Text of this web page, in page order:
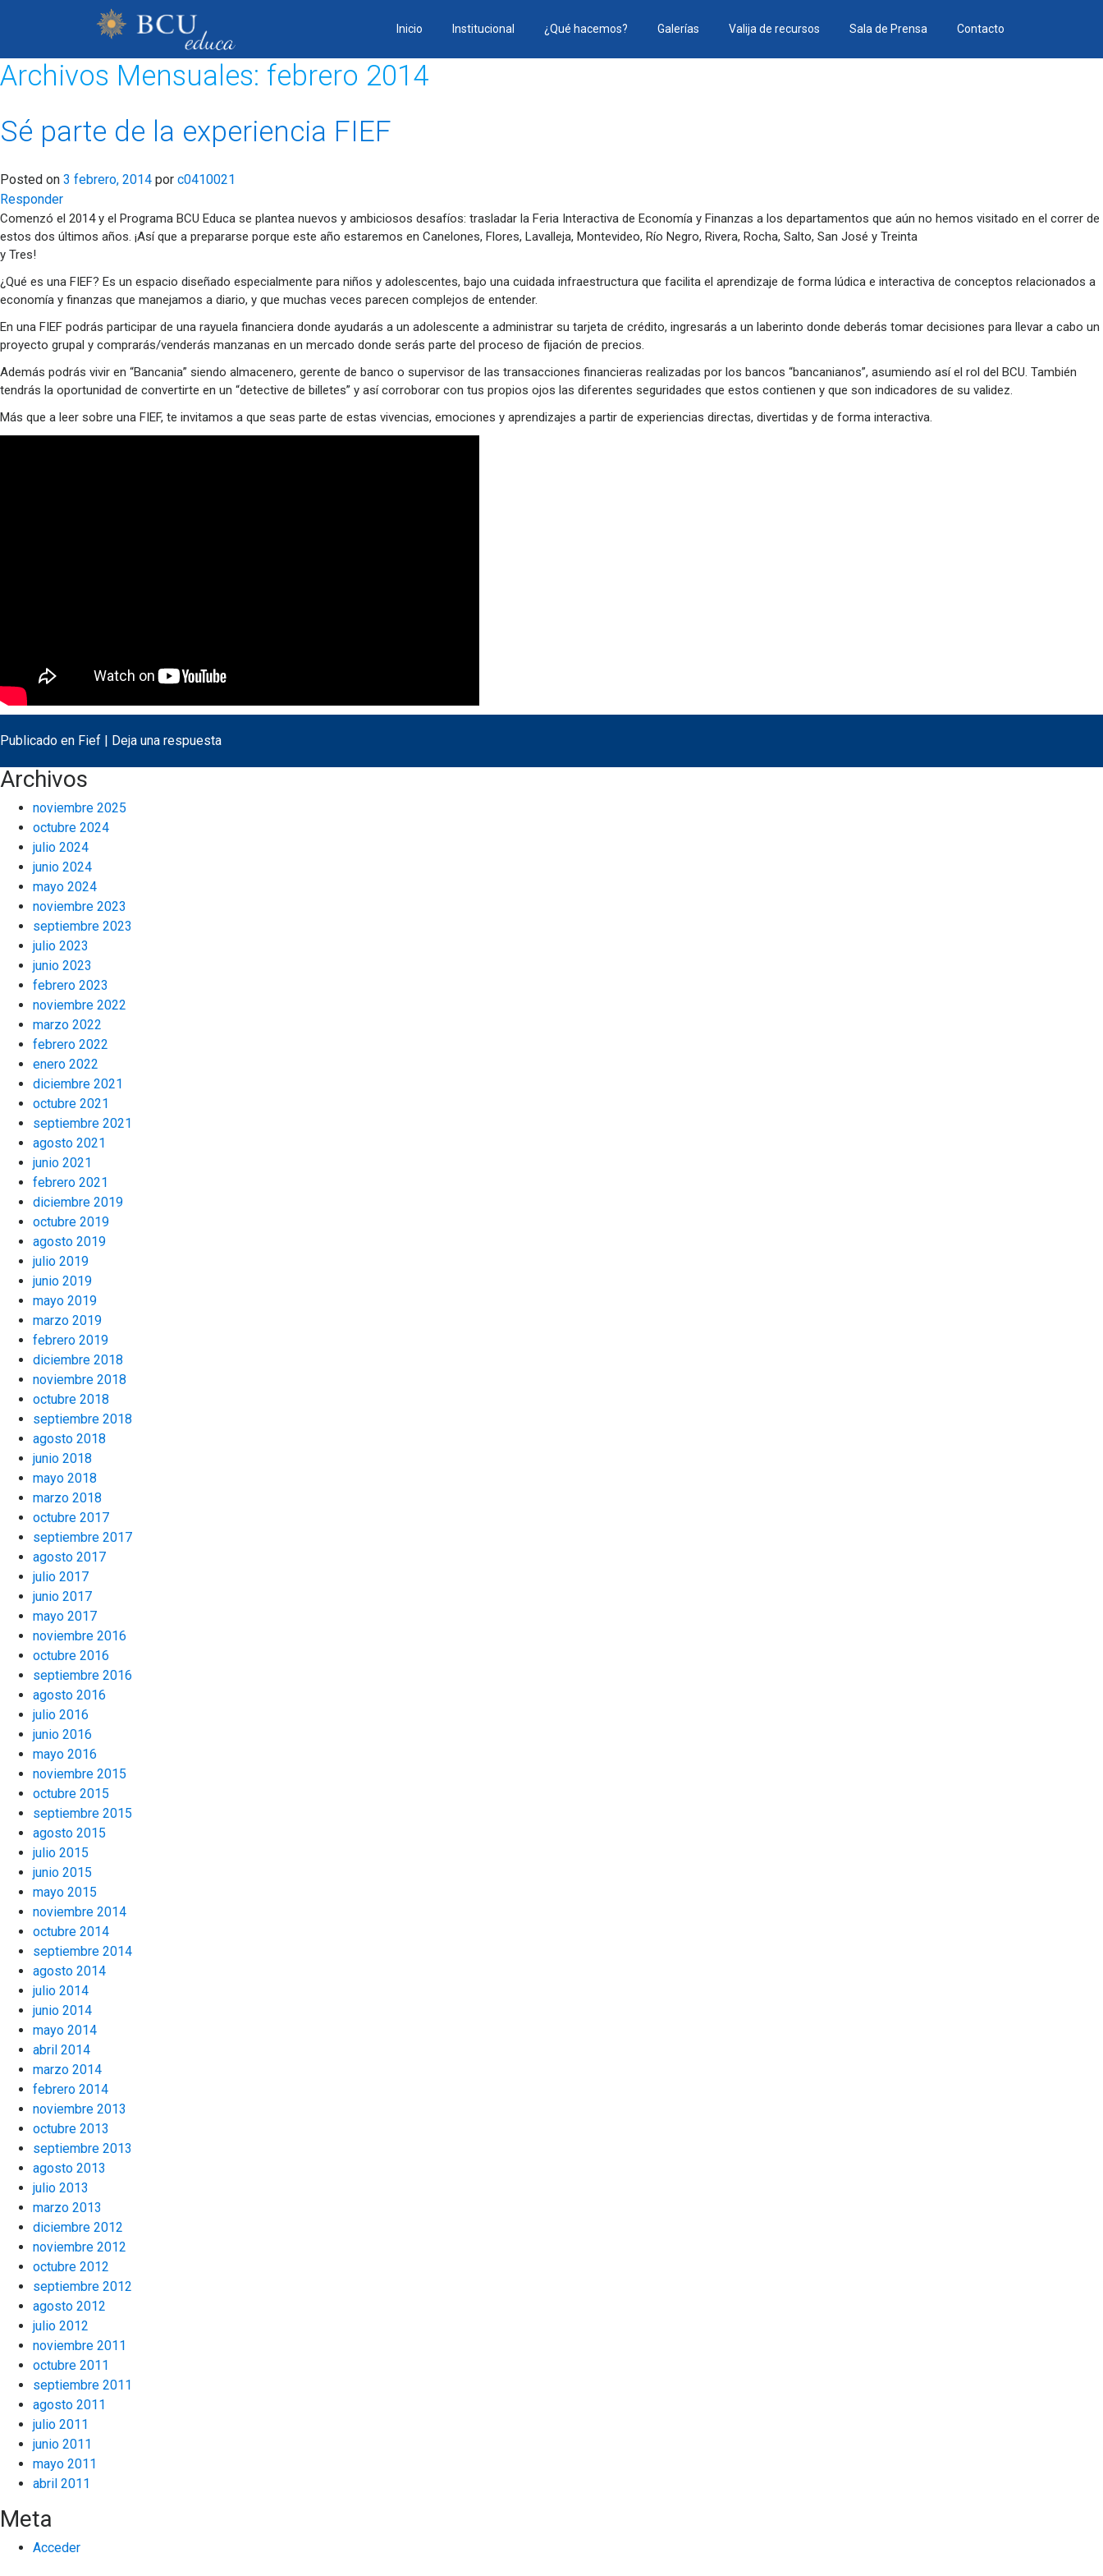
Inicio Institucional ¿Qué hacemos? Galerías Valija de recursos Sala de Prensa Contacto
Archivos Mensuales: febrero 2014
Sé parte de la experiencia FIEF
Posted on 3 febrero, 2014 por c0410021
Responder
Comenzó el 2014 y el Programa BCU Educa se plantea nuevos y ambiciosos desafíos: trasladar la Feria Interactiva de Economía y Finanzas a los departamentos que aún no hemos visitado en el correr de
estos dos últimos años. ¡Así que a prepararse porque este año estaremos en Canelones, Flores, Lavalleja, Montevideo, Río Negro, Rivera, Rocha, Salto, San José y Treinta
y Tres!
¿Qué es una FIEF? Es un espacio diseñado especialmente para niños y adolescentes, bajo una cuidada infraestructura que facilita el aprendizaje de forma lúdica e interactiva de conceptos relacionados a
economía y finanzas que manejamos a diario, y que muchas veces parecen complejos de entender.
En una FIEF podrás participar de una rayuela financiera donde ayudarás a un adolescente a administrar su tarjeta de crédito, ingresarás a un laberinto donde deberás tomar decisiones para llevar a cabo un
proyecto grupal y comprarás/venderás manzanas en un mercado donde serás parte del proceso de fijación de precios.
Además podrás vivir en “Bancania” siendo almacenero, gerente de banco o supervisor de las transacciones financieras realizadas por los bancos “bancanianos”, asumiendo así el rol del BCU. También
tendrás la oportunidad de convertirte en un “detective de billetes” y así corroborar con tus propios ojos las diferentes seguridades que estos contienen y que son indicadores de su validez.
Más que a leer sobre una FIEF, te invitamos a que seas parte de estas vivencias, emociones y aprendizajes a partir de experiencias directas, divertidas y de forma interactiva.
Publicado en Fief | Deja una respuesta
Archivos
noviembre 2025
octubre 2024
julio 2024
junio 2024
mayo 2024
noviembre 2023
septiembre 2023
julio 2023
junio 2023
febrero 2023
noviembre 2022
marzo 2022
febrero 2022
enero 2022
diciembre 2021
octubre 2021
septiembre 2021
agosto 2021
junio 2021
febrero 2021
diciembre 2019
octubre 2019
agosto 2019
julio 2019
junio 2019
mayo 2019
marzo 2019
febrero 2019
diciembre 2018
noviembre 2018
octubre 2018
septiembre 2018
agosto 2018
junio 2018
mayo 2018
marzo 2018
octubre 2017
septiembre 2017
agosto 2017
julio 2017
junio 2017
mayo 2017
noviembre 2016
octubre 2016
septiembre 2016
agosto 2016
julio 2016
junio 2016
mayo 2016
noviembre 2015
octubre 2015
septiembre 2015
agosto 2015
julio 2015
junio 2015
mayo 2015
noviembre 2014
octubre 2014
septiembre 2014
agosto 2014
julio 2014
junio 2014
mayo 2014
abril 2014
marzo 2014
febrero 2014
noviembre 2013
octubre 2013
septiembre 2013
agosto 2013
julio 2013
marzo 2013
diciembre 2012
noviembre 2012
octubre 2012
septiembre 2012
agosto 2012
julio 2012
noviembre 2011
octubre 2011
septiembre 2011
agosto 2011
julio 2011
junio 2011
mayo 2011
abril 2011
Meta
Acceder